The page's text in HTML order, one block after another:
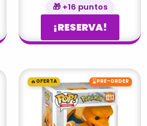
🎁 +16 puntos
¡RESERVA!
🔥OFERTA ⌛PRE-ORDER
El
precio
original
era:
22,99 €.
El
precio
actual
es:
20,90 €.